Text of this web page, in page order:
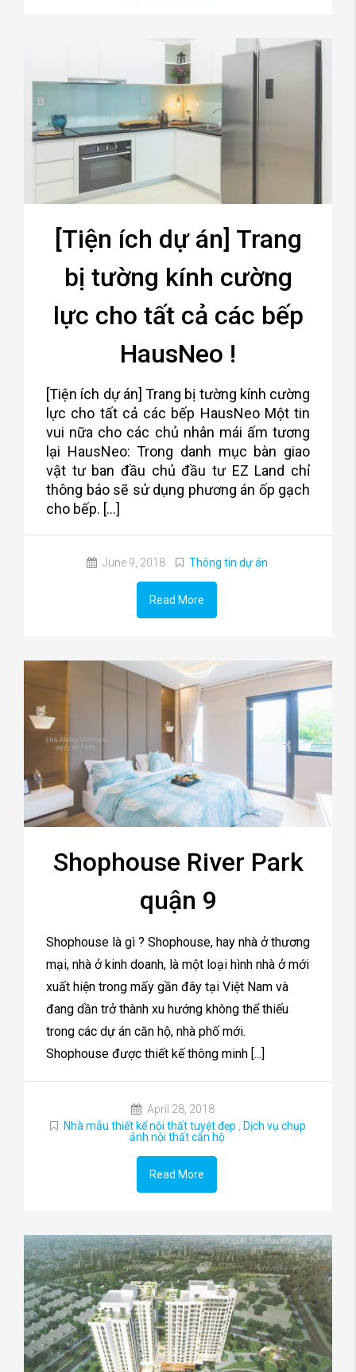
[Tiện ích dự án] Trang
bị tường kính cường
lực cho tất cả các bếp
HausNeo !
[Tiện ích dự án] Trang bị tường kính cường
lực cho tất cả các bếp HausNeo Một tin
vui nữa cho các chủ nhân mái ấm tương
lại HausNeo: Trong danh mục bàn giao
vật tư ban đầu chủ đầu tư EZ Land chỉ
thông báo sẽ sử dụng phương án ốp gạch
cho bếp. […]
June 9, 2018 Thông tin dự án
Read More
Shophouse River Park
quận 9
Shophouse là gì ? Shophouse, hay nhà ở thương
mại, nhà ở kinh doanh, là một loại hình nhà ở mới
xuất hiện trong mấy gần đây tại Việt Nam và
đang dần trở thành xu hướng không thể thiếu
trong các dự án căn hộ, nhà phố mới.
Shophouse được thiết kế thông minh [...]
April 28, 2018
Nhà mẫu thiết kế nội thất tuyệt đẹp
Dịch vụ chụp
ảnh nội thất căn hộ
Read More